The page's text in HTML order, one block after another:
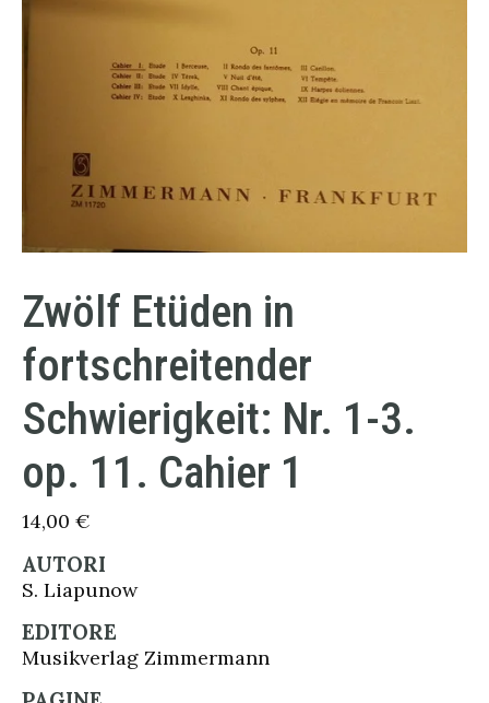
Zwölf Etüden in
fortschreitender
Schwierigkeit: Nr. 1-3.
op. 11. Cahier 1
14,00 €
AUTORI
S. Liapunow
EDITORE
Musikverlag Zimmermann